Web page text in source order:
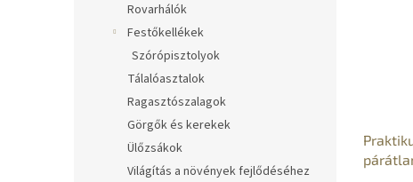
Rovarhálók
Festőkellékek
Szórópisztolyok
Tálalóasztalok
Ragasztószalagok
Görgők és kerekek
Ülőzsákok
Világítás a növények fejlődéséhez